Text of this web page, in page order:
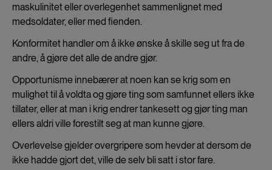
maskulinitet eller overlegenhet sammenlignet med
medsoldater, eller med fienden.
Konformitet handler om å ikke ønske å skille seg ut fra de
andre, å gjøre det alle de andre gjør.
Opportunisme innebærer at noen kan se krig som en
mulighet til å voldta og gjøre ting som samfunnet ellers ikke
tillater, eller at man i krig endrer tankesett og gjør ting man
ellers aldri ville forestilt seg at man kunne gjøre.
Overlevelse gjelder overgripere som hevder at dersom de
ikke hadde gjort det, ville de selv bli satt i stor fare.